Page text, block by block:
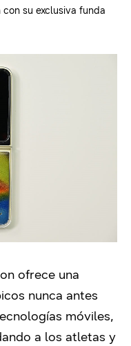
su exclusiva funda
ofrece una
nunca antes
móviles,
a los atletas y